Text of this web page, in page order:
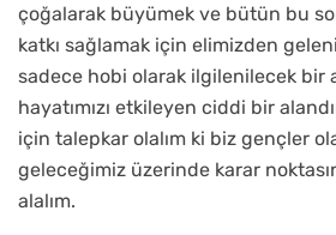
çoğalarak büyümek ve bütün bu
katkı sağlamak için elimizden
sadece hobi olarak ilgilenilecek bir
hayatımızı etkileyen ciddi bir
için talepkar olalım ki biz gençler
geleceğimiz üzerinde karar
alalım.